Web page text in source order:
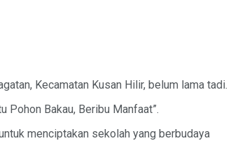
Kecamatan Kusan Hilir, belum lama tadi.
Pohon Bakau, Beribu Manfaat”.
menciptakan sekolah yang berbudaya